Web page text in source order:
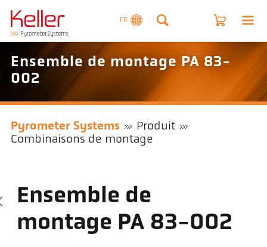
FR
Ensemble de montage PA 83-
002
Pyrometer Systems
Produit
Combinaisons de montage
Ensemble de
montage PA 83-002